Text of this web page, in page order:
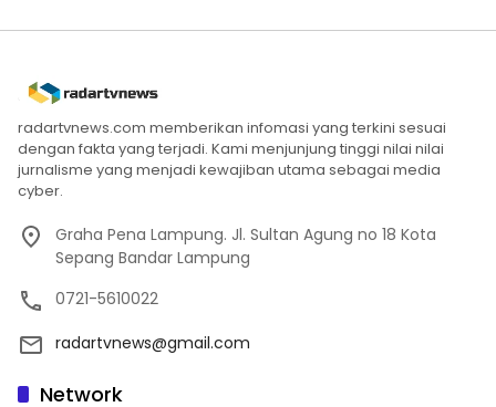
radartvnews.com memberikan infomasi yang terkini sesuai
dengan fakta yang terjadi. Kami menjunjung tinggi nilai nilai
jurnalisme yang menjadi kewajiban utama sebagai media
cyber.
Graha Pena Lampung. Jl. Sultan Agung no 18 Kota
Sepang Bandar Lampung
0721-5610022
radartvnews@gmail.com
Network